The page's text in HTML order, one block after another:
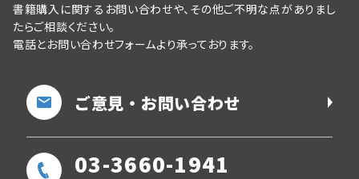
書籍購入に関するお問い合わせや、その他ご不明な点がありまし
たらご相談ください。
電話とお問い合わせフォームより承っております。
ご意見・お問い合わせ
03-3660-1941